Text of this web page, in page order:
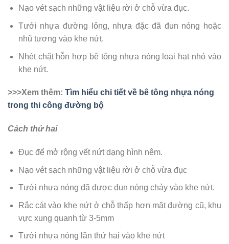
Nạo vét sạch những vật liệu rời ở chỗ vừa đục.
Tưới nhựa đường lỏng, nhựa đặc đã đun nóng hoặc
nhũ tương vào khe nứt.
Nhét chặt hỗn hợp bê tông nhựa nóng loại hạt nhỏ vào
khe nứt.
>>>Xem thêm: Tìm hiểu chi tiết về bê tông nhựa nóng
trong thi công đường bộ
Cách thứ hai
Đục để mở rộng vết nứt dạng hình nêm.
Nạo vét sạch những vật liệu rời ở chỗ vừa đục
Tưới nhựa nóng đã được đun nóng chảy vào khe nứt.
Rắc cát vào khe nứt ở chỗ thấp hơn mặt đường cũ, khu
vực xung quanh từ 3-5mm
Tưới nhựa nóng lần thứ hai vào khe nứt